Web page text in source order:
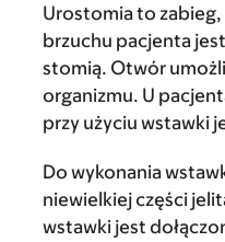
Urostomia to
brzuchu pacjenta
stomią. Otwór
organizmu. U
przy użyciu wstawki
Do wykonania
niewielkiej części
wstawki jest